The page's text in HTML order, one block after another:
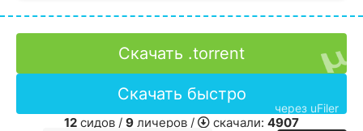
Скачать .torrent
Скачать быстро
через uFiler
12 сидов / 9 личеров / скачали: 4907